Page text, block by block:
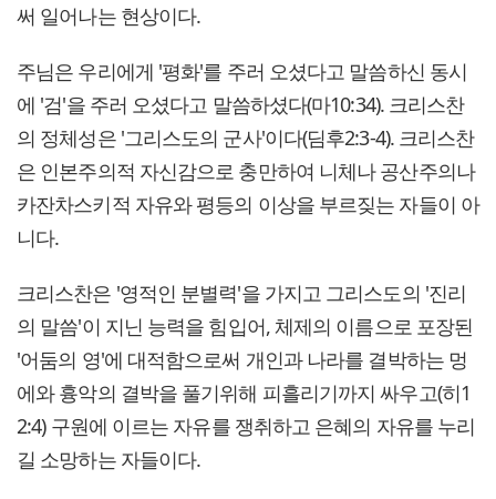
써 일어나는 현상이다.
주님은 우리에게 '평화'를 주러 오셨다고 말씀하신 동시
에 '검'을 주러 오셨다고 말씀하셨다(마10:34). 크리스찬
의 정체성은 '그리스도의 군사'이다(딤후2:3-4). 크리스찬
은 인본주의적 자신감으로 충만하여 니체나 공산주의나
카잔차스키적 자유와 평등의 이상을 부르짖는 자들이 아
니다.
크리스찬은 '영적인 분별력'을 가지고 그리스도의 '진리
의 말씀'이 지닌 능력을 힘입어, 체제의 이름으로 포장된
'어둠의 영'에 대적함으로써 개인과 나라를 결박하는 멍
에와 흉악의 결박을 풀기위해 피흘리기까지 싸우고(히1
2:4) 구원에 이르는 자유를 쟁취하고 은혜의 자유를 누리
길 소망하는 자들이다.